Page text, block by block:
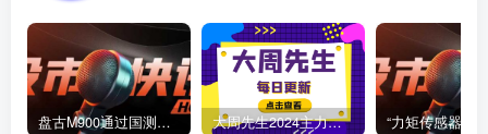
盘古M900通过国测，华为信创引领鸿蒙PC浪潮，麒麟、鲲鹏等成亮点！ 大周先生2024主力逻辑思维训练营7月邻居大爷视频学习中